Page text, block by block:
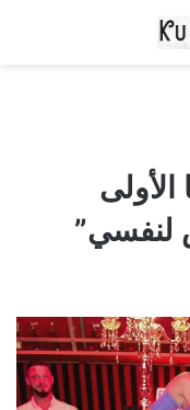
لنفسي”